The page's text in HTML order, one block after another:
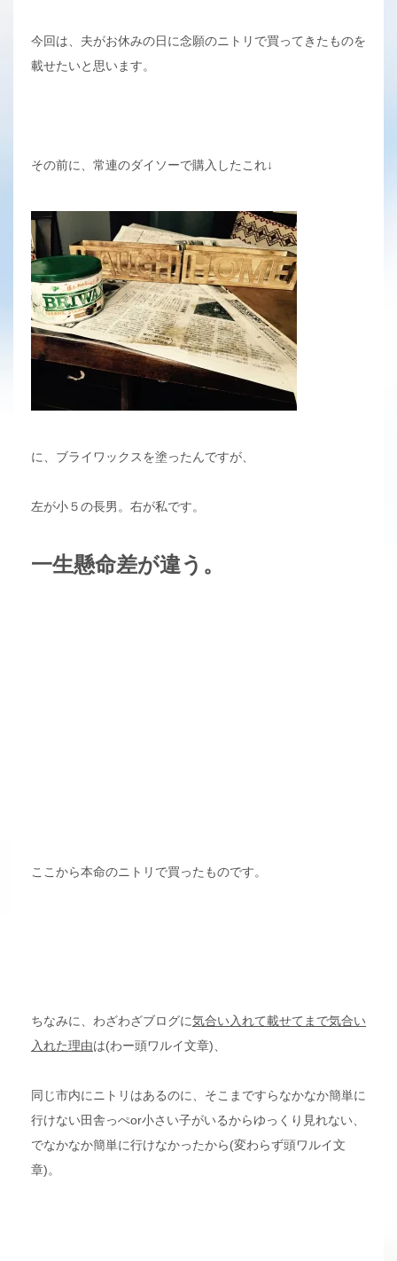
今回は、夫がお休みの日に念願のニトリで買ってきたものを
載せたいと思います。
その前に、常連のダイソーで購入したこれ↓
に、ブライワックスを塗ったんですが、
左が小５の長男。右が私です。
一生懸命差が違う。
ここから本命のニトリで買ったものです。
ちなみに、わざわざブログに気合い入れて載せてまで気合い
入れた理由は(わー頭ワルイ文章)、
同じ市内にニトリはあるのに、そこまですらなかなか簡単に
行けない田舎っぺor小さい子がいるからゆっくり見れない、
でなかなか簡単に行けなかったから(変わらず頭ワルイ文
章)。